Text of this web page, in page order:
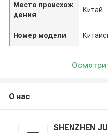
Место происхож
дения
Китай
Номер модели
О нас
SHENZHEN